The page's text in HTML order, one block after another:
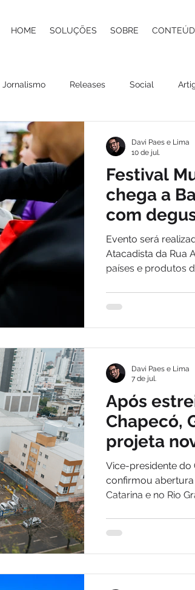
HOME SOLUÇÕES SOBRE
Jornalismo Releases Social
Cultura
Agenda ESG
Carol Berger
Festival
chega a
com
Evento será
Atacadista da Rua
países e produtos
Davi Paes e Lima
10 de jul.
Após
Chapecó,
projeta
expansão
Vice-presidente do
confirmou abertura
Catarina e no Rio
Davi Paes e Lima
7 de jul.